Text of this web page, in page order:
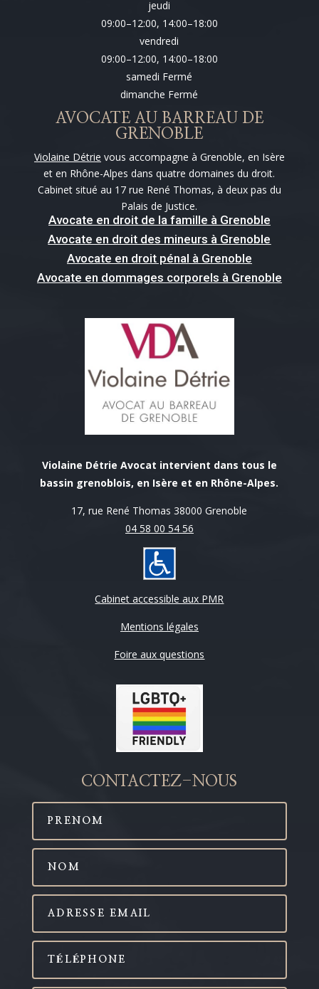
jeudi
09:00–12:00, 14:00–18:00
vendredi
09:00–12:00, 14:00–18:00
samedi Fermé
dimanche Fermé
AVOCATE AU BARREAU DE
GRENOBLE
Violaine Détrie vous accompagne à Grenoble, en Isère
et en Rhône-Alpes dans quatre domaines du droit.
Cabinet situé au 17 rue René Thomas, à deux pas du
Palais de Justice.
Avocate en droit de la famille à Grenoble
Avocate en droit des mineurs à Grenoble
Avocate en droit pénal à Grenoble
Avocate en dommages corporels à Grenoble
Violaine Détrie Avocat intervient dans tous le
bassin grenoblois, en Isère et en Rhône-Alpes.
17, rue René Thomas 38000 Grenoble
04 58 00 54 56
Cabinet accessible aux PMR
Mentions légales
Foire aux questions
CONTACTEZ-NOUS